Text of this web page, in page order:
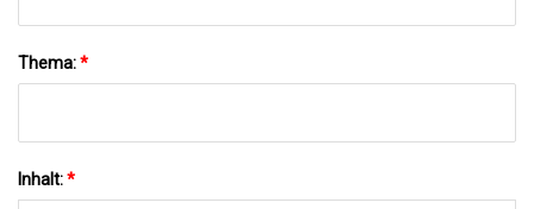
Thema:*
Inhalt:*